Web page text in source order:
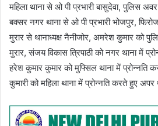
महिला थाना से ओ पी प्रभारी बासुदेवा, पुलिस
बक्सर नगर थाना से ओ पी प्रभारी भोजपुर,
मुरार से थानाध्यक्ष नैनीजोर, अमरेश कुमार को
मुरार, संजय विकास त्रिपाठी को नगर थाना में
हरेश कुमार कुमार को मुफ्सिल थाना में प्रोन्नति
कुमारी को महिला थाना में प्रोन्नति करते हुए अपर